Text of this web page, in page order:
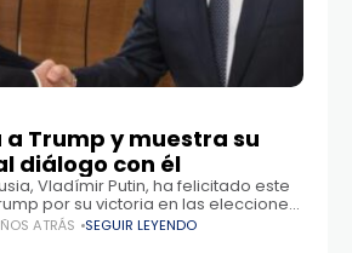
Trump y muestra su
diálogo con él
Vladímir Putin, ha felicitado este
por su victoria en las elecciones
"Aprovecho esta oportunidad
elección
ATRÁS SEGUIR LEYENDO